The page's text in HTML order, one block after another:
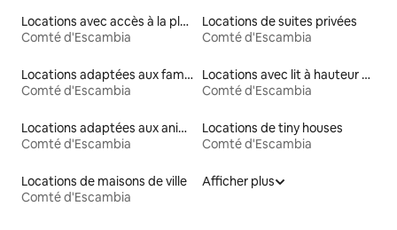
Locations avec accès à la plage
Comté d'Escambia
Locations de suites privées
Comté d'Escambia
Locations adaptées aux familles
Comté d'Escambia
Locations avec lit à hauteur adaptée
Comté d'Escambia
Locations adaptées aux animaux
Comté d'Escambia
Locations de tiny houses
Comté d'Escambia
Locations de maisons de ville
Comté d'Escambia
Afficher plus